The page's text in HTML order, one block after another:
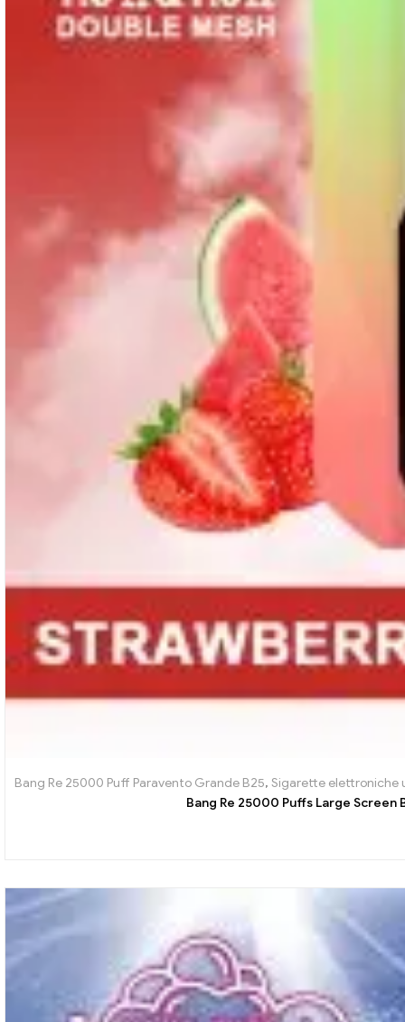
Bang Re 25000 Puff Paravento Grande B25, Sigarette elettroniche
Bang Re 25000 Puffs Large